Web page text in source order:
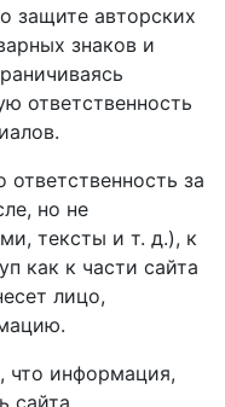
защите авторских
знаков и
ответственность
ответственность за
но не
тексты и т. д.), к
как к части сайта
лицо,
что информация,